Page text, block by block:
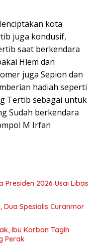
kota
juga kondusif,
saat berkendara
Hlem dan
juga Sepion dan
hadiah seperti
Tertib sebagai untuk
Sudah berkendara
M Irfan
Presiden 2026 Usai Libas
Dua Spesialis Curanmor
Ibu Korban Tagih
Perak